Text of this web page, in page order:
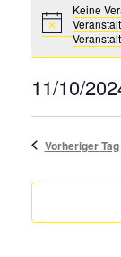
for
10.
2024
Notice
Keine
11/10/
Datum
Vorheriger Tag